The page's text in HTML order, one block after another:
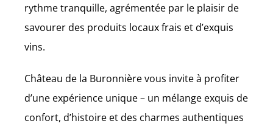
rythme tranquille, agrémentée par le plaisir de
savourer des produits locaux frais et d’exquis
vins.
Château de la Buronnière vous invite à profiter
d’une expérience unique – un mélange exquis de
confort, d’histoire et des charmes authentiques